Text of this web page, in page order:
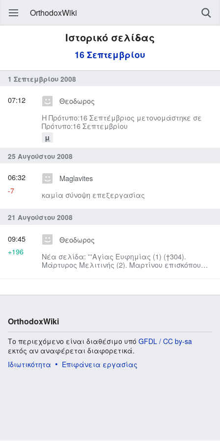
OrthodoxWiki
Ιστορικό σελίδας
16 Σεπτεμβρίου
1 Σεπτεμβρίου 2008
Θεοδωρος
Η Πρότυπο:16 Σεπτέμβριος μετονομάστηκε σε
Πρότυπο:16 Σεπτεμβρίου
μ
07:12
25 Αυγούστου 2008
Maglavites
καμία σύνοψη επεξεργασίας
06:32
-7
21 Αυγούστου 2008
Θεοδωρος
Νέα σελίδα: '''Αγίας Ευφημίας (1) (†304).
Μάρτυρος Μελιτινής (2). Μαρτίνου επισκόπου
09:45
+196
OrthodoxWiki
Το περιεχόμενο είναι διαθέσιμο υπό GFDL / CC by-sa
εκτός αν αναφέρεται διαφορετικά.
Ιδιωτικότητα
Επιφάνεια εργασίας